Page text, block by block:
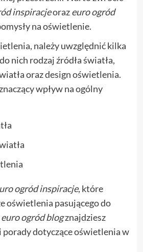
inspiracjeorazeuro ogród
na oświetlenie.
należy uwzględnić kilka
nich rodzaj źródła światła,
oraz design oświetlenia.
wpływ na ogólny
ogród inspiracje, które
oświetlenia pasującego do
euro ogród blogznajdziesz
porady dotyczące oświetlenia w